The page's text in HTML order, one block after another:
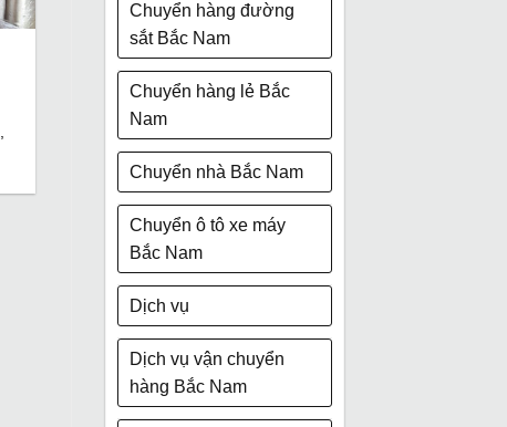
Chuyển hàng đường
sắt Bắc Nam
Chuyển hàng lẻ Bắc
Nam
Chuyển nhà Bắc Nam
Chuyển ô tô xe máy
Bắc Nam
Dịch vụ
Dịch vụ vận chuyển
hàng Bắc Nam